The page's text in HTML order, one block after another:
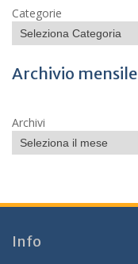
Categorie
Archivio mensile
Archivi
Info